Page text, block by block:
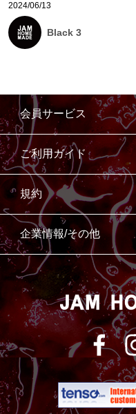
2024/06/13
Black 3
会員サービス
ご利用ガイド
規約
企業情報/その他